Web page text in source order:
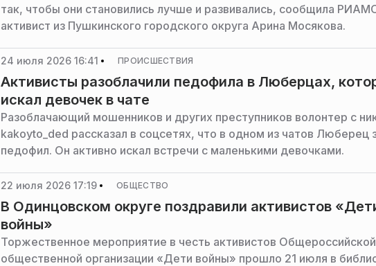
так, чтобы они становились лучше и развивались, сообщила
активист из Пушкинского городского округа Арина Мосякова.
24 июля 2026 16:41 ПРОИСШЕСТВИЯ
Активисты разоблачили педофила в Люберцах,
искал девочек в чате
Разоблачающий мошенников и других преступников волонтер с
kakoyto_ded рассказал в соцсетях, что в одном из чатов Люберец
педофил. Он активно искал встречи с маленькими девочками.
22 июля 2026 17:19 ОБЩЕСТВО
В Одинцовском округе поздравили активистов
войны»
Торжественное мероприятие в честь активистов Общероссийской
общественной организации «Дети войны» прошло 21 июля в